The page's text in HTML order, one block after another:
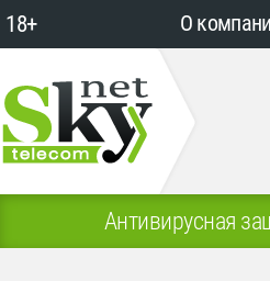
18+ О
Антивирусная